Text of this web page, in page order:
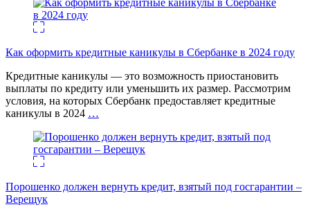
Как оформить кредитные каникулы в Сбербанке в 2024 году
Кредитные каникулы — это возможность приостановить
выплаты по кредиту или уменьшить их размер. Рассмотрим
условия, на которых Сбербанк предоставляет кредитные
каникулы в 2024 …
Порошенко должен вернуть кредит, взятый под госгарантии –
Верещук